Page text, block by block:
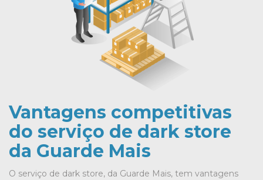
Vantagens competitivas
do serviço de dark store
da Guarde Mais
O serviço de dark store, da Guarde Mais, tem vantagens